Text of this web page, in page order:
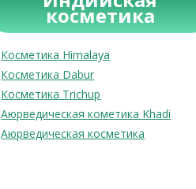
косметика
Косметика Himalaya
Косметика Dabur
Косметика Trichup
Аюрведическая кометика Khadi
Аюрведическая косметика